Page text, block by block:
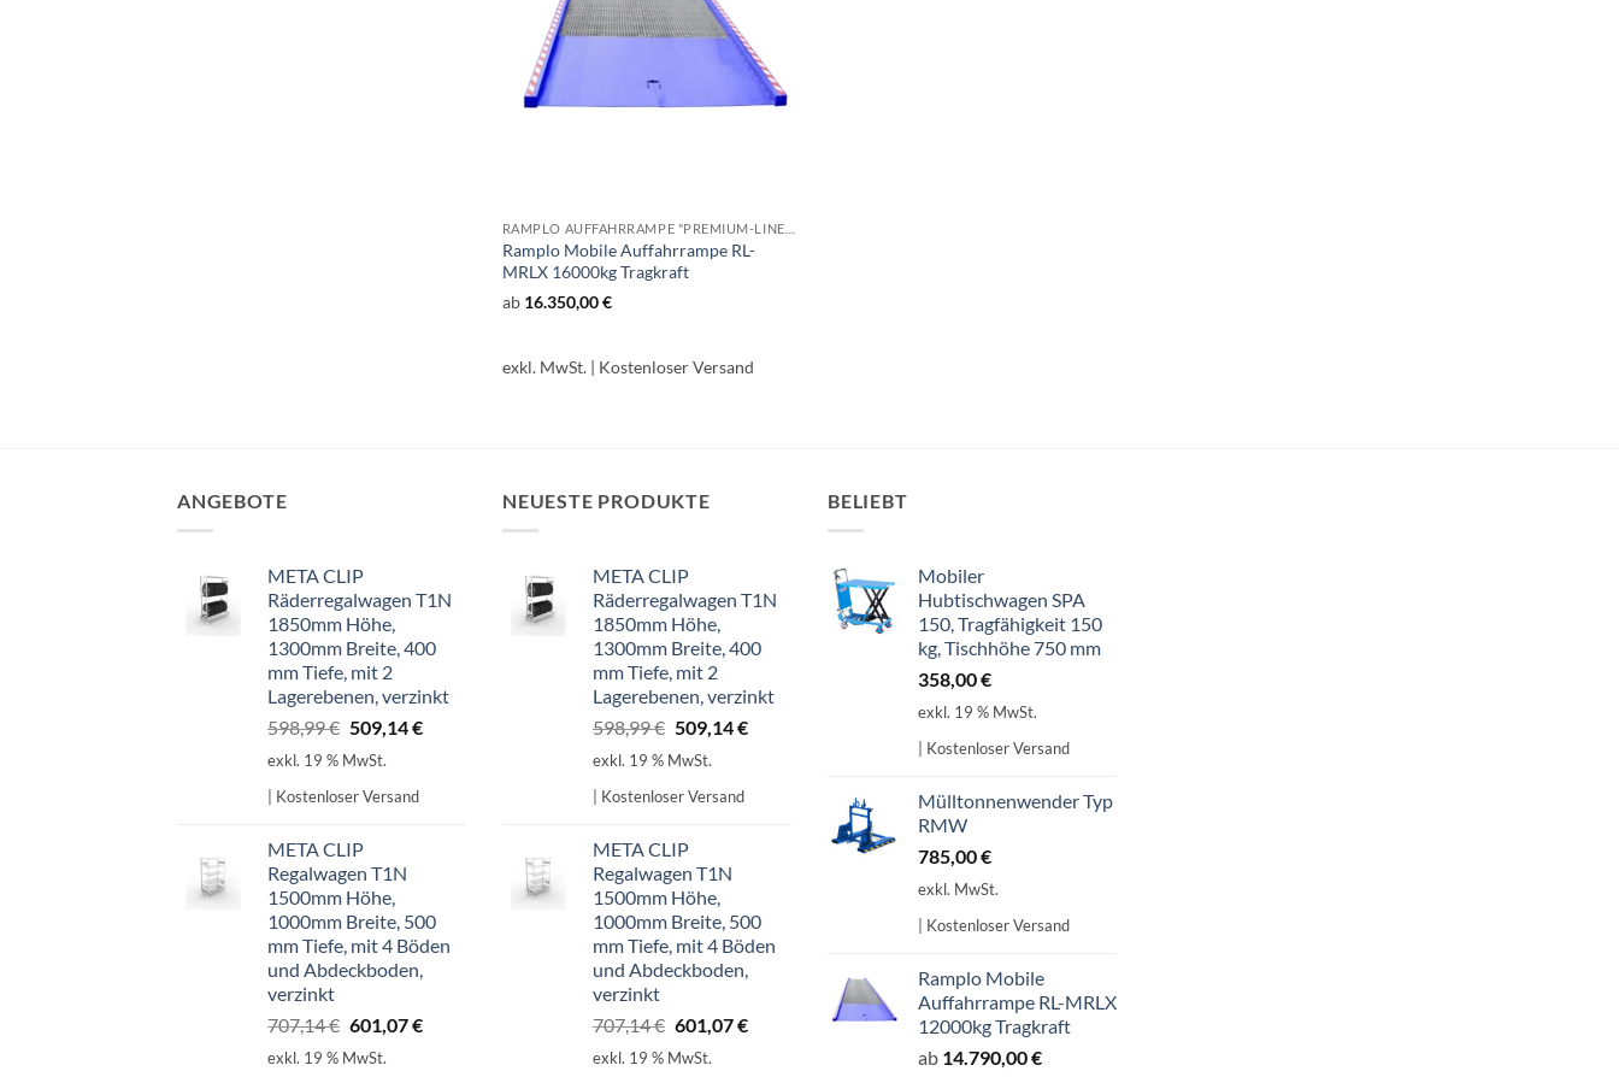
Ramplo Mobile Auffahrrampe RL-
MRLX 16000kg Tragkraft
ab 16.350,00€
exkl. MwSt. | Kostenloser Versand
ANGEBOTE
META CLIP
Räderregalwagen T1N
1850mm Höhe,
1300mm Breite, 400
mm Tiefe, mit 2
Lagerebenen, verzinkt
598,99€ Ursprünglicher
Preis
598,99 €
509,14€Aktueller
exkl. 19 % MwSt.
| Kostenloser Versand
META CLIP
Regalwagen T1N
1500mm Höhe,
1000mm Breite, 500
mm Tiefe, mit 4 Böden
und Abdeckboden,
verzinkt
707,14€ Ursprünglicher
Preis
601,07€Aktueller
exkl. 19 % MwSt.
NEUESTE PRODUKTE
META CLIP
Räderregalwagen T1N
1850mm Höhe,
1300mm Breite, 400
mm Tiefe, mit 2
Lagerebenen, verzinkt
598,99€ Ursprünglicher
Preis
598,99 €
509,14€Aktueller
exkl. 19 % MwSt.
| Kostenloser Versand
META CLIP
Regalwagen T1N
1500mm Höhe,
1000mm Breite, 500
mm Tiefe, mit 4 Böden
und Abdeckboden,
verzinkt
707,14€ Ursprünglicher
Preis
601,07€Aktueller
exkl. 19 % MwSt.
BELIEBT
Mobiler
Hubtischwagen SPA
150, Tragfähigkeit 150
kg, Tischhöhe 750 mm
358,00€
exkl. 19 % MwSt.
| Kostenloser Versand
Mülltonnenwender Typ
RMW
785,00€
exkl. MwSt.
| Kostenloser Versand
Ramplo Mobile
Auffahrrampe RL-MRLX
12000kg Tragkraft
ab 14.790,00€